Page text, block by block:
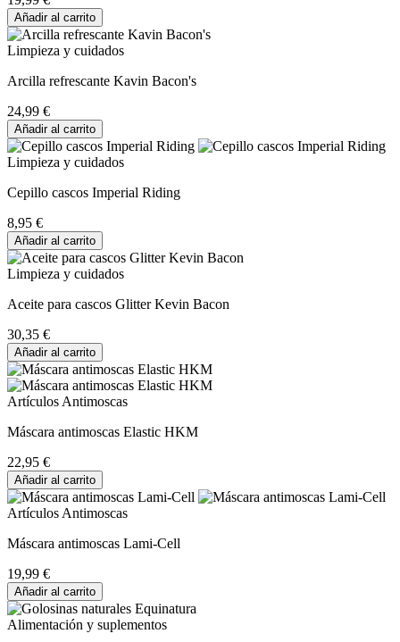
Añadir al carrito
Limpieza y cuidados
Arcilla refrescante Kavin Bacon's
24,99 €
Añadir al carrito
Limpieza y cuidados
Cepillo cascos Imperial Riding
8,95 €
Añadir al carrito
Limpieza y cuidados
Aceite para cascos Glitter Kevin Bacon
30,35 €
Añadir al carrito
Artículos Antimoscas
Máscara antimoscas Elastic HKM
22,95 €
Añadir al carrito
Artículos Antimoscas
Máscara antimoscas Lami-Cell
19,99 €
Añadir al carrito
Alimentación y suplementos